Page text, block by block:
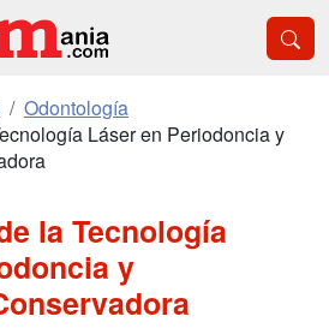
Odontología
Láser en Periodoncia y
la Tecnología
y